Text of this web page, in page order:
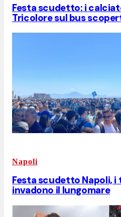
Festa scudetto: i
Tricolore sul bus
Napoli
Festa scudetto Napoli, i
invadono il lungomare